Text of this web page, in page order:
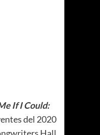
If I Could:
del 2020